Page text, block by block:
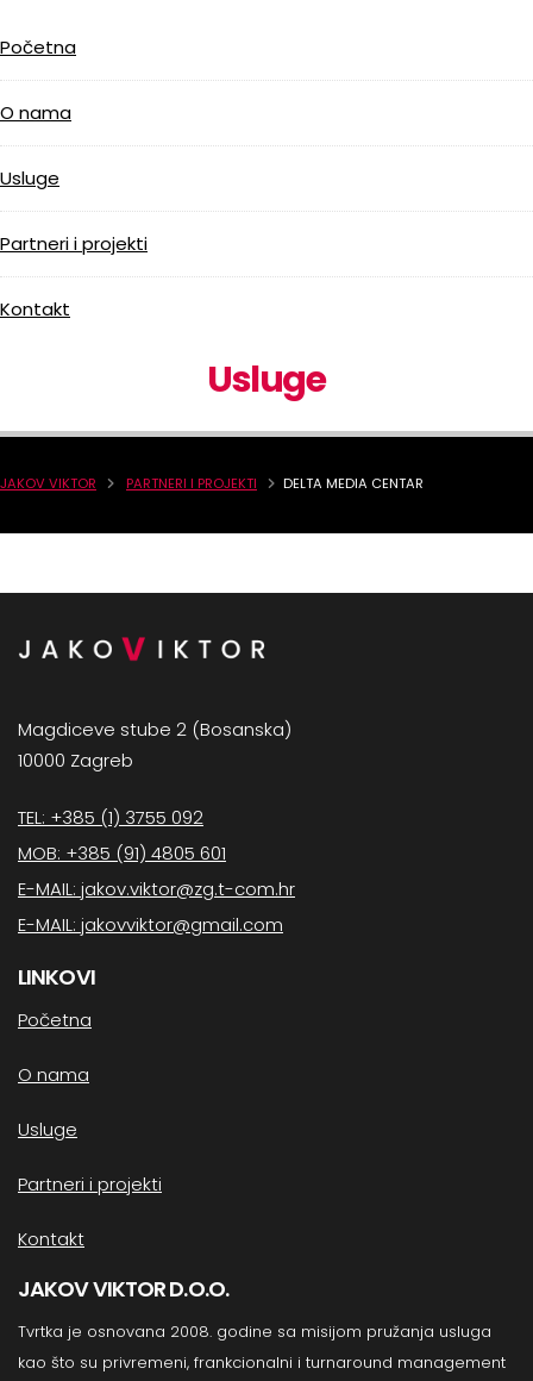
Početna
O nama
Usluge
Partneri i projekti
Kontakt
Usluge
JAKOV VIKTOR PARTNERI I PROJEKTI DELTA MEDIA CENTAR
Magdiceve stube 2 (Bosanska)
10000 Zagreb
TEL: +385 (1) 3755 092
MOB: +385 (91) 4805 601
E-MAIL: jakov.viktor@zg.t-com.hr
E-MAIL: jakovviktor@gmail.com
LINKOVI
Početna
O nama
Usluge
Partneri i projekti
Kontakt
JAKOV VIKTOR D.O.O.
Tvrtka je osnovana 2008. godine sa misijom pružanja usluga
kao što su privremeni, frankcionalni i turnaround management